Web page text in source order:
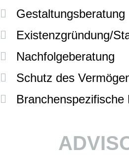
Gestaltungsberatung
Existenzgründung/
Nachfolgeberatung
Schutz des
Branchenspezifische